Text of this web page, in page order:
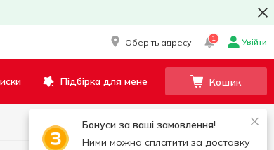
Оберіть адресу 1 Увійти
Підбірка для мене Кошик
Бонуси за ваші замовлення!
Ними можна сплатити за доставку